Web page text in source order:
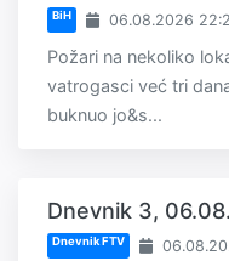
BiH 06.08.2026
Požari na nekoliko
vatrogasci već tri
buknuo jo&s...
Dnevnik 3,
Dnevnik FTV